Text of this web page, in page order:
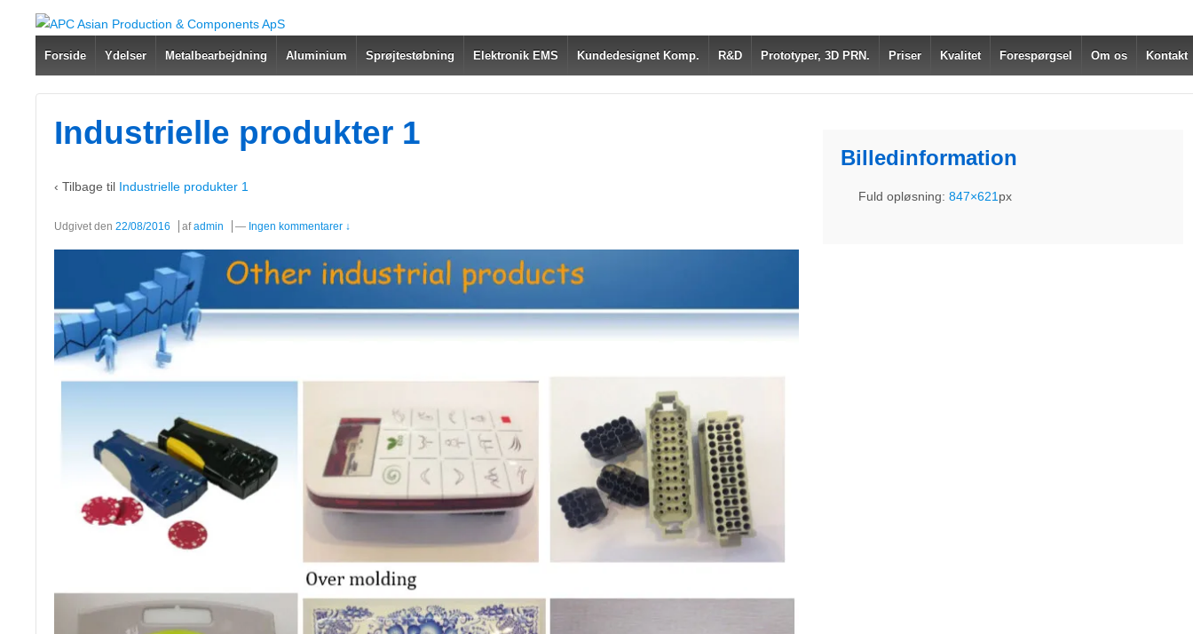
Forside Ydelser Metalbearbejdning Aluminium Sprøjtestøbning Elektronik EMS Kundedesignet Komp. R&D Prototyper, 3D PRN. Priser Kvalitet Forespørgsel Om os Kontakt
Industrielle produkter 1
‹ Tilbage til Industrielle produkter 1
Udgivet den 22/08/2016 afadmin — Ingen kommentarer ↓
Billedinformation
Fuld opløsning:847×621 px